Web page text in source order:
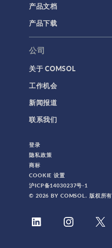
集群计算和云计算
3D 打印
AC/DC 模块
App 开发器简介视频
CFD 模块
RF 模块
优化模块
分子流模块
产品文档
产品下载
公司
关于 COMSOL
工作机会
新闻报道
联系我们
登录
隐私政策
商标
COOKIE 设置
沪ICP备14030237号-1
© 2026 BY COMSOL. 版权所有